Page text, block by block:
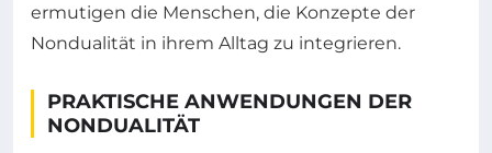
ermutigen die Menschen, die Konzepte der
Nondualität in ihrem Alltag zu integrieren.
PRAKTISCHE ANWENDUNGEN DER
NONDUALITÄT